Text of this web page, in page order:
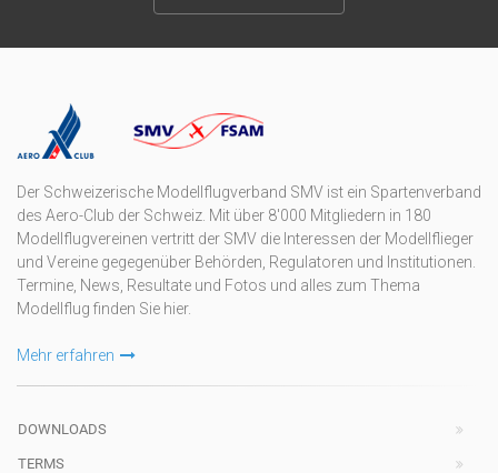
Der Schweizerische Modellflugverband SMV ist ein Spartenverband
des Aero-Club der Schweiz. Mit über 8'000 Mitgliedern in 180
Modellflugvereinen vertritt der SMV die Interessen der Modellflieger
und Vereine gegegenüber Behörden, Regulatoren und Institutionen.
Termine, News, Resultate und Fotos und alles zum Thema
Modellflug finden Sie hier.
Mehr erfahren
DOWNLOADS
TERMS